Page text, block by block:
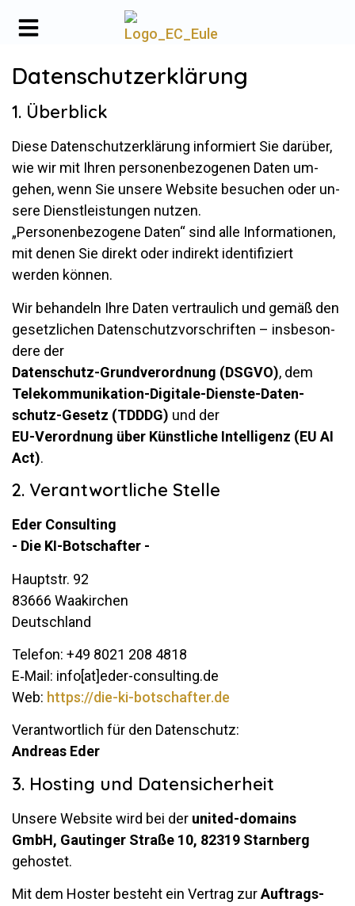
Datenschutzerklärung
1. Überblick
Diese Da­ten­schutz­er­klä­rung in­for­miert Sie dar­über,
wie wir mit Ihren per­so­nen­be­zo­genen Daten um­
gehen, wenn Sie un­sere Web­site be­su­chen oder un­
sere Dienst­leis­tungen nutzen.
„Per­so­nen­be­zo­gene Daten“ sind alle In­for­ma­tionen,
mit denen Sie di­rekt oder in­di­rekt iden­ti­fi­ziert
werden können.
Wir be­han­deln Ihre Daten ver­trau­lich und gemäß den
ge­setz­li­chen Da­ten­schutz­vor­schriften – ins­be­son­
dere der
Da­ten­schutz-Grund­ver­ord­nung (DSGVO), dem
Te­le­kom­mu­ni­ka­tion-Di­gi­tale-Dienste-Da­ten­
schutz-Ge­setz (TDDDG) und der
EU-Ver­ord­nung über Künst­liche In­tel­li­genz (EU AI
Act).
2. Verantwortliche Stelle
Eder Con­sul­ting
- Die KI-Botschafter -
Hauptstr. 92
83666 Waa­kir­chen
Deutsch­land
Te­lefon: +49 8021 208 4818
E‑Mail: info[at]eder-consulting.de
Web: https://​die​-ki​-bot​schafter​.de
Ver­ant­wort­lich für den Da­ten­schutz:
An­dreas Eder
3. Hosting und Datensicherheit
Un­sere Web­site wird bei der united-do­mains
GmbH, Gau­tinger Straße 10, 82319 Starn­berg
gehostet.
Mit dem Hoster be­steht ein Ver­trag zurAuf­trags­